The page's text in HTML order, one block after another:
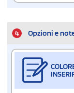
4 Opzioni e